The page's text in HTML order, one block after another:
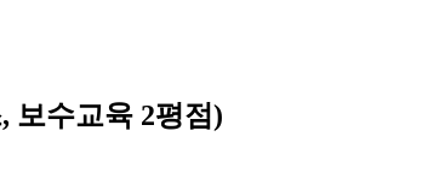
보수교육 2평점)